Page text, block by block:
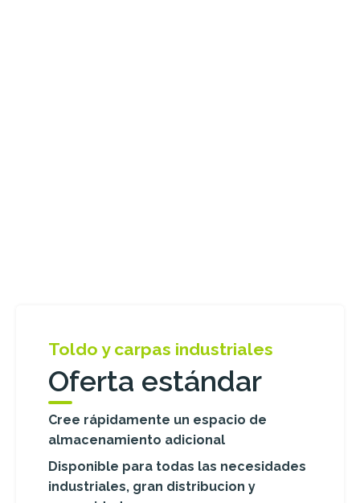
Toldo y carpas industriales
Oferta estándar
Cree rápidamente un espacio de
almacenamiento adicional
Disponible para todas las necesidades
industriales, gran distribucion y